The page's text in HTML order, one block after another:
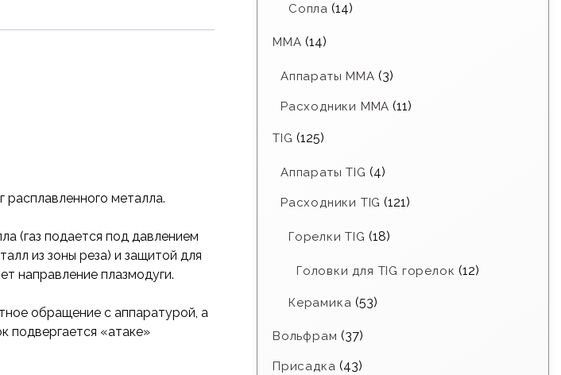
металла.
(газ подается под давлением
из зоны реза) и защитой для
направление плазмодуги.
обращение с аппаратурой, а
подвергается «атаке»
Сопла (14)
MMA (14)
Аппараты MMA (3)
Расходники ММА (11)
TIG (125)
Аппараты TIG (4)
Расходники TIG (121)
Горелки TIG (18)
Головки для TIG горелок (12)
Керамика (53)
Вольфрам (37)
Присадка (43)